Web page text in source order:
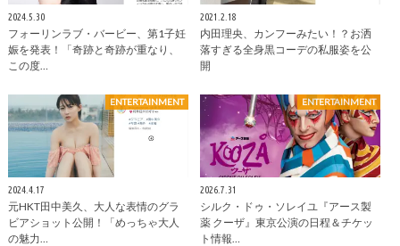
2024.5.30
フォーリンラブ・バービー、第1子妊
娠を発表！「奇跡と奇跡が重なり、
この度…
2021.2.18
内田理央、カンフーみたい！？お洒
落すぎる全身黒コーデの私服姿を公
開
ENTERTAINMENT
2024.4.17
元HKT田中美久、大人な表情のグラ
ビアショット公開！「めっちゃ大人
の魅力…
ENTERTAINMENT
2026.7.31
シルク・ドゥ・ソレイユ『アース製
薬 クーザ』東京公演の日程＆チケッ
ト情報…